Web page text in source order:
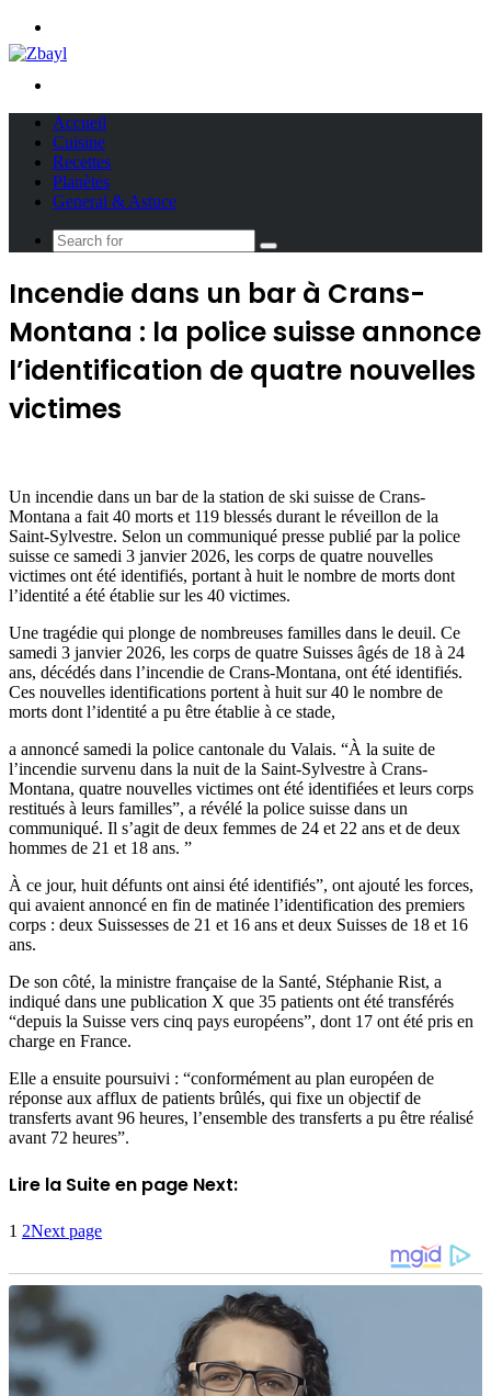
Accueil
Cuisine
Recettes
Planètes
General & Astuce
Search
Incendie dans un bar à Crans-
Montana : la police suisse annonce
l’identification de quatre nouvelles
victimes
Un incendie dans un bar de la station de ski suisse de Crans-
Montana a fait 40 morts et 119 blessés durant le réveillon de la
Saint-Sylvestre. Selon un communiqué presse publié par la police
suisse ce samedi 3 janvier 2026, les corps de quatre nouvelles
victimes ont été identifiés, portant à huit le nombre de morts dont
l’identité a été établie sur les 40 victimes.
Une tragédie qui plonge de nombreuses familles dans le deuil. Ce
samedi 3 janvier 2026, les corps de quatre Suisses âgés de 18 à 24
ans, décédés dans l’incendie de Crans-Montana, ont été identifiés.
Ces nouvelles identifications portent à huit sur 40 le nombre de
morts dont l’identité a pu être établie à ce stade,
a annoncé samedi la police cantonale du Valais. “À la suite de
l’incendie survenu dans la nuit de la Saint-Sylvestre à Crans-
Montana, quatre nouvelles victimes ont été identifiées et leurs corps
restitués à leurs familles”, a révélé la police suisse dans un
communiqué. Il s’agit de deux femmes de 24 et 22 ans et de deux
hommes de 21 et 18 ans. ”
À ce jour, huit défunts ont ainsi été identifiés”, ont ajouté les forces,
qui avaient annoncé en fin de matinée l’identification des premiers
corps : deux Suissesses de 21 et 16 ans et deux Suisses de 18 et 16
ans.
De son côté, la ministre française de la Santé, Stéphanie Rist, a
indiqué dans une publication X que 35 patients ont été transférés
“depuis la Suisse vers cinq pays européens”, dont 17 ont été pris en
charge en France.
Elle a ensuite poursuivi : “conformément au plan européen de
réponse aux afflux de patients brûlés, qui fixe un objectif de
transferts avant 96 heures, l’ensemble des transferts a pu être réalisé
avant 72 heures”.
Lire la Suite en page Next:
1 2Next page